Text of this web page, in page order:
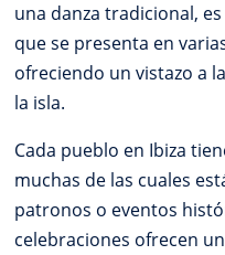
una danza tradicional,
que se presenta en
ofreciendo un vistazo a
la isla.
Cada pueblo en Ibiza
muchas de las cuales
patronos o eventos
celebraciones ofrecen